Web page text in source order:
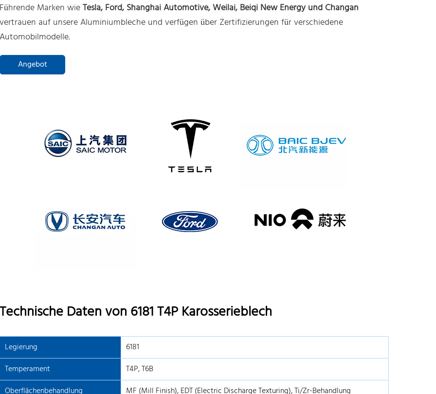
Führende Marken wieTesla, Ford, Shanghai Automotive, Weilai, Beiqi New Energy und Changan
vertrauen auf unsere Aluminiumbleche und verfügen über Zertifizierungen für verschiedene
Automobilmodelle.
Angebot
Technische Daten von 6181 T4P Karosserieblech
Legierung
6181
Temperament
T4P, T6B
Oberflächenbehandlung
MF (Mill Finish), EDT (Electric Discharge Texturing), Ti/Zr-Behandlung